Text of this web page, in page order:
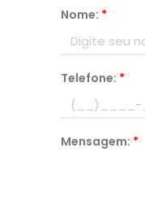
Nome: *
Telefone: *
Mensagem: *